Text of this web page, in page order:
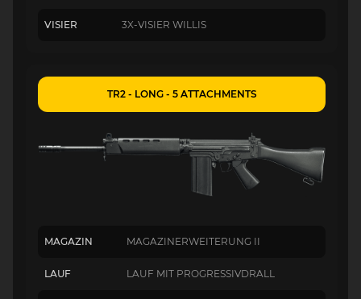
VISIER 3X-VISIER WILLIS
TR2 - LONG - 5 ATTACHMENTS
MAGAZIN MAGAZINERWEITERUNG II
LAUF LAUF MIT PROGRESSIVDRALL